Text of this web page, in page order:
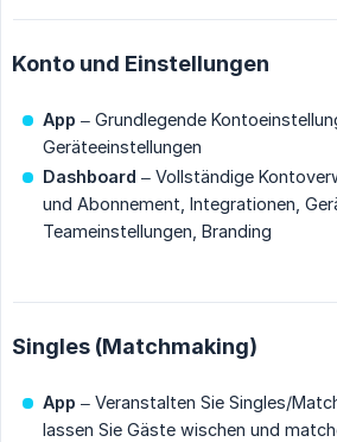
Konto und Einstellungen
App – Grundlegende
Geräteeinstellungen
Dashboard – Vollständige
und Abonnement, Integrationen,
Teameinstellungen, Branding
Singles (Matchmaking)
App – Veranstalten Sie Singles/
lassen Sie Gäste wischen und